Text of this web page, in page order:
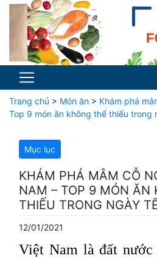
Trang chủ > Món ăn > Khám phá
Top 9 món ăn không thể thiếu trong
Mục lục
KHÁM PHÁ MÂM CỖ
NAM – TOP 9 MÓN ĂN
THIẾU TRONG NGÀY
12/01/2021
Việt Nam là đất nước